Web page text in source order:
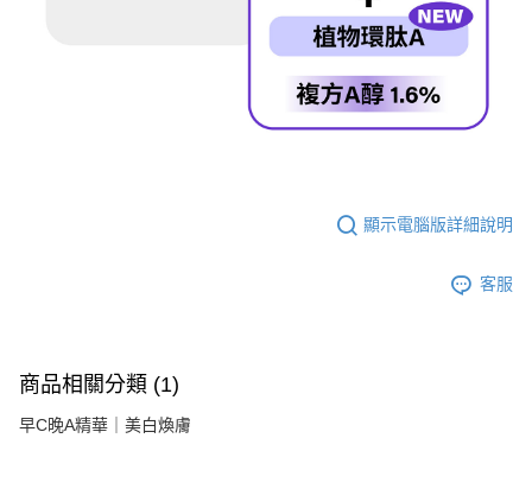
顯示電腦版詳細說明
客服
商品相關分類 (1)
早C晚A精華｜美白煥膚